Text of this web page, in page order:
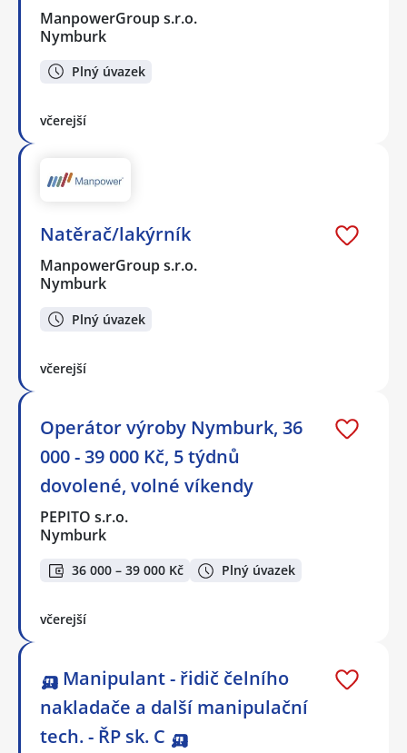
ManpowerGroup s.r.o.
Nymburk
Plný úvazek
včerejší
Natěrač/lakýrník
ManpowerGroup s.r.o.
Nymburk
Plný úvazek
včerejší
Operátor výroby Nymburk, 36
000 - 39 000 Kč, 5 týdnů
dovolené, volné víkendy
PEPITO s.r.o.
Nymburk
36 000 – 39 000 Kč Plný úvazek
včerejší
🛺 Manipulant - řidič čelního
nakladače a další manipulační
tech. - ŘP sk. C 🛺